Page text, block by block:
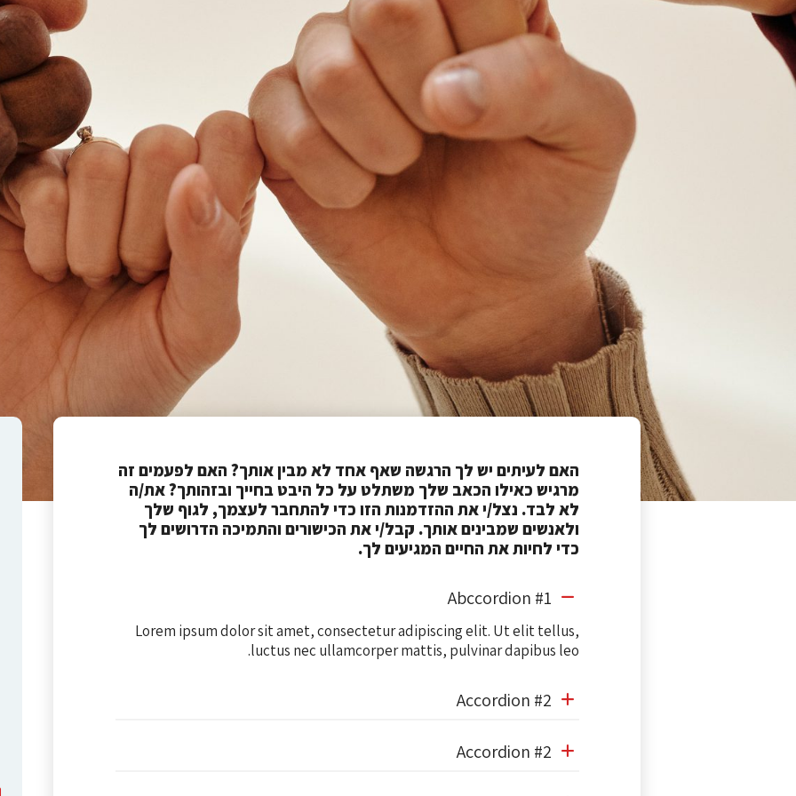
האם לעיתים יש לך הרגשה שאף אחד לא מבין אותך? האם לפעמים זה
מרגיש כאילו הכאב שלך משתלט על כל היבט בחייך ובזהותך? את/ה
לא לבד. נצל/י את ההזדמנות הזו כדי להתחבר לעצמך, לגוף שלך
ולאנשים שמבינים אותך. קבל/י את הכישורים והתמיכה הדרושים לך
כדי לחיות את החיים המגיעים לך.
Abccordion #1
Lorem ipsum dolor sit amet, consectetur adipiscing elit. Ut elit tellus,
luctus nec ullamcorper mattis, pulvinar dapibus leo.
Accordion #2
Accordion #2
Tiffany Patrick Tiffany Patrick